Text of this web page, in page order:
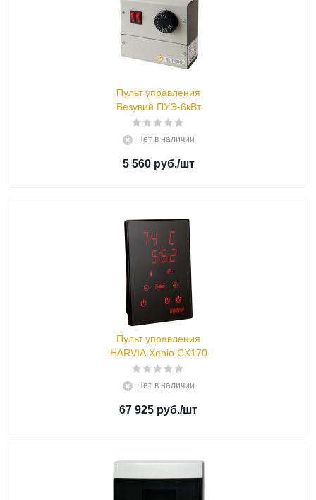
Пульт управления
Везувий ПУЭ-6кВт
Нет в наличии
5 560 руб./шт
Пульт управления
HARVIA Xenio CX170
Нет в наличии
67 925 руб./шт